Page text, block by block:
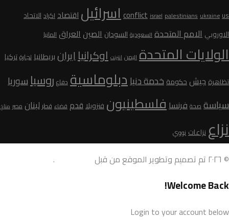
conflict israel palestiniansukraineus اسرائيلاقتصاداكرادالاتحاد
الاوروبي الامم المتحدةالسعوديةالسودانالصينالعراق المانيا
الولايات المتحدةاليمن انترنت اوكرانياايرانبريطانياتجارةتركيا
تظاهرةجيش حكومةخدمة دنيادبلوماسيةدفاع روسياسوريا
سياسةصحةفرنسافلسطينيون فنزويلاقدم قضاءقطرلبنان مصر مناخ
نزاعنزاعاتنووي
© ٢٠٢٦ تم تصميم وتطوير الموقع من قبل .
Welcome Back!
Login to your account below